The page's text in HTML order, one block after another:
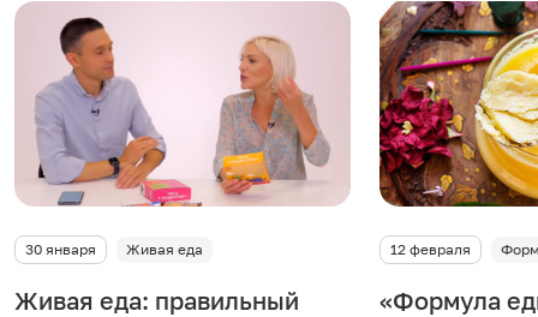
в
е
с
т
и
в
30 января Живая еда
Живая еда: правильный
12 февраля
«Формула